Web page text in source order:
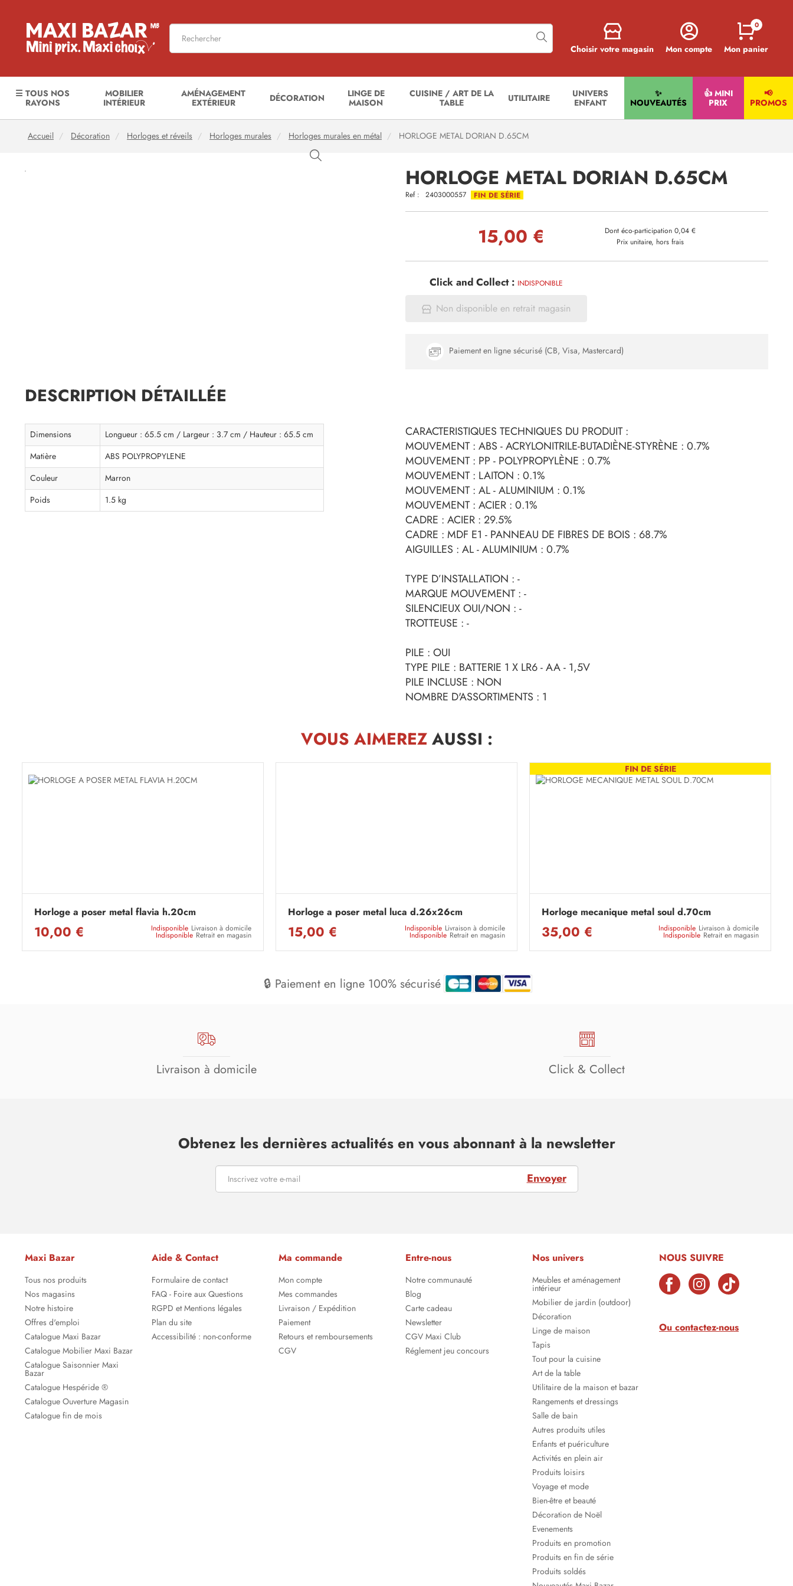
Choisir votre magasin Mon compte Mon panier
0
☰ TOUS NOS
RAYONS
MOBILIER
INTÉRIEUR
AMÉNAGEMENT
EXTÉRIEUR
DÉCORATION
LINGE DE
MAISON
CUISINE / ART DE LA
TABLE
UTILITAIRE
UNIVERS
ENFANT
✨
NOUVEAUTÉS
👍 MINI
PRIX
📢
PROMOS
Accueil Décoration Horloges et réveils Horloges murales Horloges murales en métal HORLOGE METAL DORIAN D.65CM
HORLOGE METAL DORIAN D.65CM
Ref : 2403000557 FIN DE SÉRIE
15,00 €
Dont éco-participation 0,04 €
Prix unitaire, hors frais
Click and Collect : INDISPONIBLE
Non disponible en retrait magasin
Paiement en ligne sécurisé (CB, Visa, Mastercard)
DESCRIPTION DÉTAILLÉE
Dimensions
Longueur : 65.5 cm / Largeur : 3.7 cm / Hauteur : 65.5 cm
Matière
ABS POLYPROPYLENE
Couleur
Marron
Poids
1.5 kg
CARACTERISTIQUES TECHNIQUES DU PRODUIT :
MOUVEMENT : ABS - ACRYLONITRILE-BUTADIÈNE-STYRÈNE : 0.7%
MOUVEMENT : PP - POLYPROPYLÈNE : 0.7%
MOUVEMENT : LAITON : 0.1%
MOUVEMENT : AL - ALUMINIUM : 0.1%
MOUVEMENT : ACIER : 0.1%
CADRE : ACIER : 29.5%
CADRE : MDF E1 - PANNEAU DE FIBRES DE BOIS : 68.7%
AIGUILLES : AL - ALUMINIUM : 0.7%
TYPE D’INSTALLATION : -
MARQUE MOUVEMENT : -
SILENCIEUX OUI/NON : -
TROTTEUSE : -
PILE : OUI
TYPE PILE : BATTERIE 1 X LR6 - AA - 1,5V
PILE INCLUSE : NON
NOMBRE D'ASSORTIMENTS : 1
VOUS AIMEREZAUSSI :
Horloge a poser metal flavia h.20cm
10,00 € Indisponible Livraison à domicile
Indisponible Retrait en magasin
Horloge a poser metal luca d.26x26cm
15,00 € Indisponible Livraison à domicile
Indisponible Retrait en magasin
FIN DE SÉRIE
Horloge mecanique metal soul d.70cm
35,00 € Indisponible Livraison à domicile
Indisponible Retrait en magasin
🔒 Paiement en ligne 100% sécurisé
Livraison à domicile Click & Collect
Obtenez les dernières actualités en vous abonnant à la newsletter
Envoyer
Maxi Bazar
Tous nos produits
Nos magasins
Notre histoire
Offres d'emploi
Catalogue Maxi Bazar
Catalogue Mobilier Maxi Bazar
Catalogue Saisonnier Maxi
Bazar
Catalogue Hespéride ®
Catalogue Ouverture Magasin
Catalogue fin de mois
Aide & Contact
Formulaire de contact
FAQ - Foire aux Questions
RGPD et Mentions légales
Plan du site
Accessibilité : non-conforme
Ma commande
Mon compte
Mes commandes
Livraison / Expédition
Paiement
Retours et remboursements
CGV
Entre-nous
Notre communauté
Blog
Carte cadeau
Newsletter
CGV Maxi Club
Réglement jeu concours
Nos univers
Meubles et aménagement
intérieur
Mobilier de jardin (outdoor)
Décoration
Linge de maison
Tapis
Tout pour la cuisine
Art de la table
Utilitaire de la maison et bazar
Rangements et dressings
Salle de bain
Autres produits utiles
Enfants et puériculture
Activités en plein air
Produits loisirs
Voyage et mode
Bien-être et beauté
Décoration de Noël
Evenements
Produits en promotion
Produits en fin de série
Produits soldés
NOUS SUIVRE
Ou contactez-nous